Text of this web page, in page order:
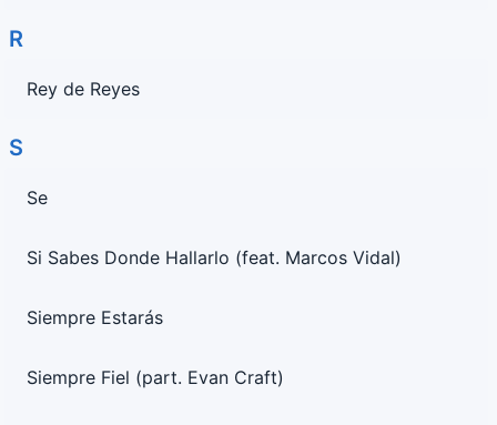
R
Rey de Reyes
S
Se
Si Sabes Donde Hallarlo (feat. Marcos Vidal)
Siempre Estarás
Siempre Fiel (part. Evan Craft)